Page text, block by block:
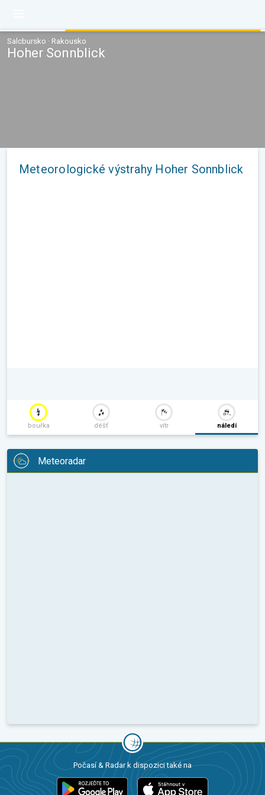
Salcbursko · Rakousko
Hoher Sonnblick
Meteorologické výstrahy Hoher Sonnblick
bouřka déšť vítr náledí
Meteoradar
Počasí & Radar k dispozici také na